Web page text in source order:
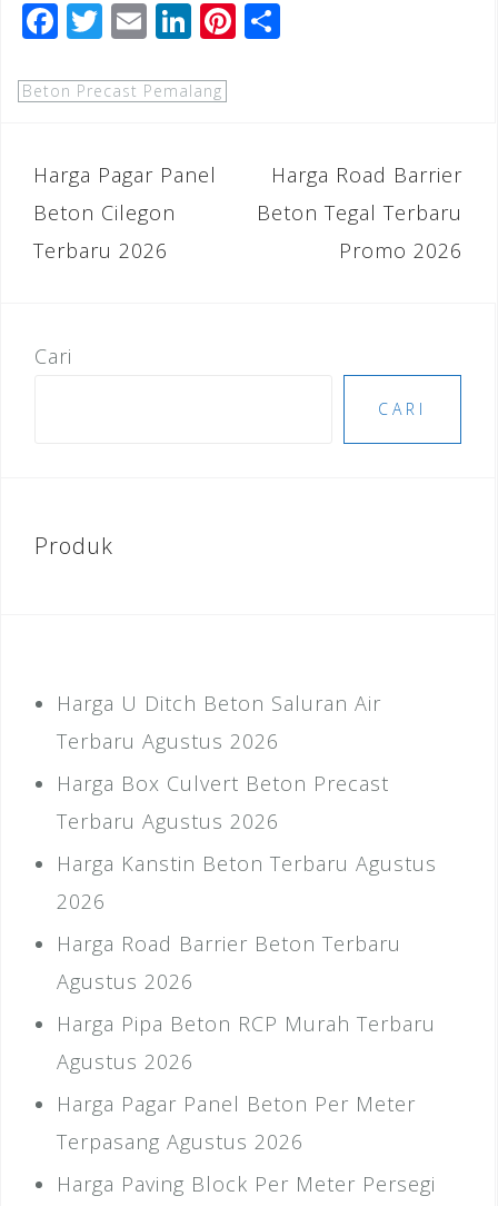
F
c
b
o
o
k
T
tt
r
E
ai
Li
k
dI
n
Pi
st
Beton Precast Pemalang
Navigasi
pos
Harga Pagar Panel
Beton Cilegon
Terbaru 2026
Harga Road Barrier
Beton Tegal Terbaru
Promo 2026
Cari
CARI
Produk
Harga U Ditch Beton Saluran Air
Terbaru Agustus 2026
Harga Box Culvert Beton Precast
Terbaru Agustus 2026
Harga Kanstin Beton Terbaru Agustus
2026
Harga Road Barrier Beton Terbaru
Agustus 2026
Harga Pipa Beton RCP Murah Terbaru
Agustus 2026
Harga Pagar Panel Beton Per Meter
Terpasang Agustus 2026
Harga Paving Block Per Meter Persegi